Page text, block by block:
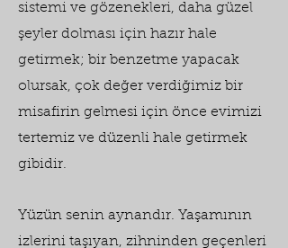
sistemi ve gözenekleri, daha güzel
şeyler dolması için hazır hale
getirmek; bir benzetme yapacak
olursak, çok değer verdiğimiz bir
misafirin gelmesi için önce evimizi
tertemiz ve düzenli hale getirmek
gibidir.
Yüzün senin aynandır. Yaşamının
izlerini taşıyan, zihninden geçenleri